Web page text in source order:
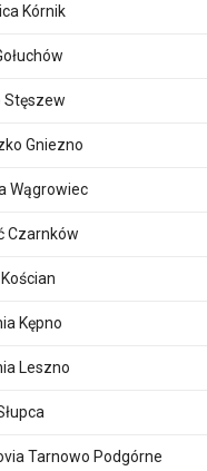
Kórnik
Stęszew
Gniezno
Wągrowiec
Czarnków
Kępno
Leszno
Tarnowo Podgórne